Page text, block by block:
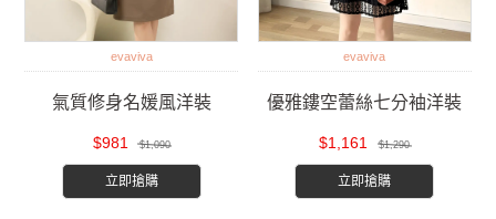
evaviva
氣質修身名媛風洋裝
$981 $1,090
立即搶購
evaviva
優雅鏤空蕾絲七分袖洋裝
$1,161 $1,290
立即搶購